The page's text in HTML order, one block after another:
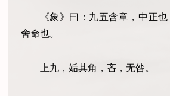
《象》曰：九五含章，中正
舍命也。
上九，姤其角，吝，无咎。